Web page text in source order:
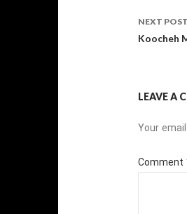
NEXT POST
Koocheh
LEAVE A
Your
Comment